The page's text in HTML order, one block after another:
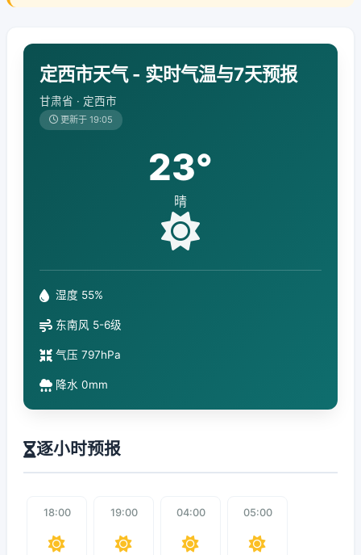
定西市天气 - 实时气温与7天预报
甘肃省 · 定西市
更新于 19:05
23°
晴
湿度 55%
东南风 5-6级
气压 797hPa
降水 0mm
逐小时预报
18:00 19:00 04:00 05:00